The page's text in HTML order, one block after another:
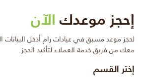
إحجز موعدكالآن
لحجز موعد مسبق في عيادات رام أدخل
معك من فريق خدمة العملاء لتأكيد الحجز.
إختر القسم